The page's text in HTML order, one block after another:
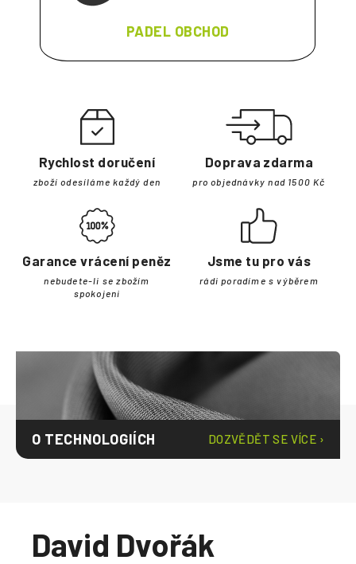
PADEL OBCHOD
Rychlost doručení
zboží odesíláme každý den
Doprava zdarma
pro objednávky nad 1500 Kč
Garance vrácení peněz
nebudete-li se zbožím
spokojeni
Jsme tu pro vás
rádi poradíme s výběrem
O TECHNOLOGIÍCH DOZVĚDĚT SE VÍCE ›
David Dvořák